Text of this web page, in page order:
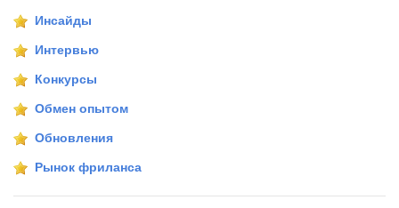
Инсайды
Интервью
Конкурсы
Обмен опытом
Обновления
Рынок фриланса